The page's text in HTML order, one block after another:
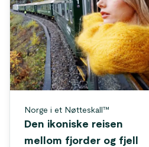
Norge i et Nøtteskall™
Den ikoniske reisen
mellom fjorder og fjell